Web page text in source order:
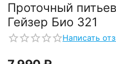
Проточный
Гейзер Био 321
Написать